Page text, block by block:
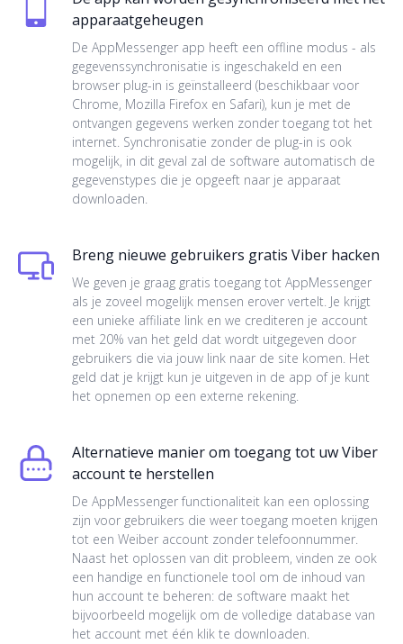
apparaatgeheugen
De AppMessenger app heeft een offline modus - als
gegevenssynchronisatie is ingeschakeld en een
browser plug-in is geïnstalleerd (beschikbaar voor
Chrome, Mozilla Firefox en Safari), kun je met de
ontvangen gegevens werken zonder toegang tot het
internet. Synchronisatie zonder de plug-in is ook
mogelijk, in dit geval zal de software automatisch de
gegevenstypes die je opgeeft naar je apparaat
downloaden.
Breng nieuwe gebruikers gratis Viber hacken
We geven je graag gratis toegang tot AppMessenger
als je zoveel mogelijk mensen erover vertelt. Je krijgt
een unieke affiliate link en we crediteren je account
met 20% van het geld dat wordt uitgegeven door
gebruikers die via jouw link naar de site komen. Het
geld dat je krijgt kun je uitgeven in de app of je kunt
het opnemen op een externe rekening.
Alternatieve manier om toegang tot uw Viber
account te herstellen
De AppMessenger functionaliteit kan een oplossing
zijn voor gebruikers die weer toegang moeten krijgen
tot een Weiber account zonder telefoonnummer.
Naast het oplossen van dit probleem, vinden ze ook
een handige en functionele tool om de inhoud van
hun account te beheren: de software maakt het
bijvoorbeeld mogelijk om de volledige database van
het account met één klik te downloaden.